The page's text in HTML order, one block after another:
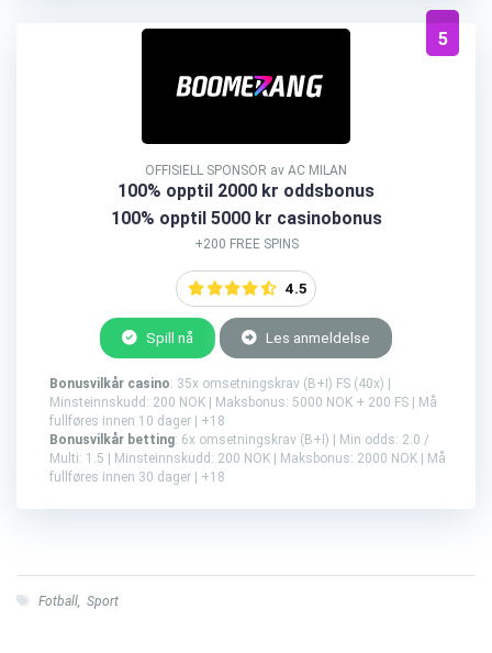
5
OFFISIELL SPONSOR av AC MILAN
100% opptil 2000 kr oddsbonus
100% opptil 5000 kr casinobonus
+200 FREE SPINS
4.5
Spill nå Les anmeldelse
Bonusvilkår casino: 35x omsetningskrav (B+I) FS (40x) |
Minsteinnskudd: 200 NOK | Maksbonus: 5000 NOK + 200 FS | Må
fullføres innen 10 dager | +18
Bonusvilkår betting: 6x omsetningskrav (B+I) | Min odds: 2.0 /
Multi: 1.5 | Minsteinnskudd: 200 NOK | Maksbonus: 2000 NOK | Må
fullføres innen 30 dager | +18
Fotball Sport